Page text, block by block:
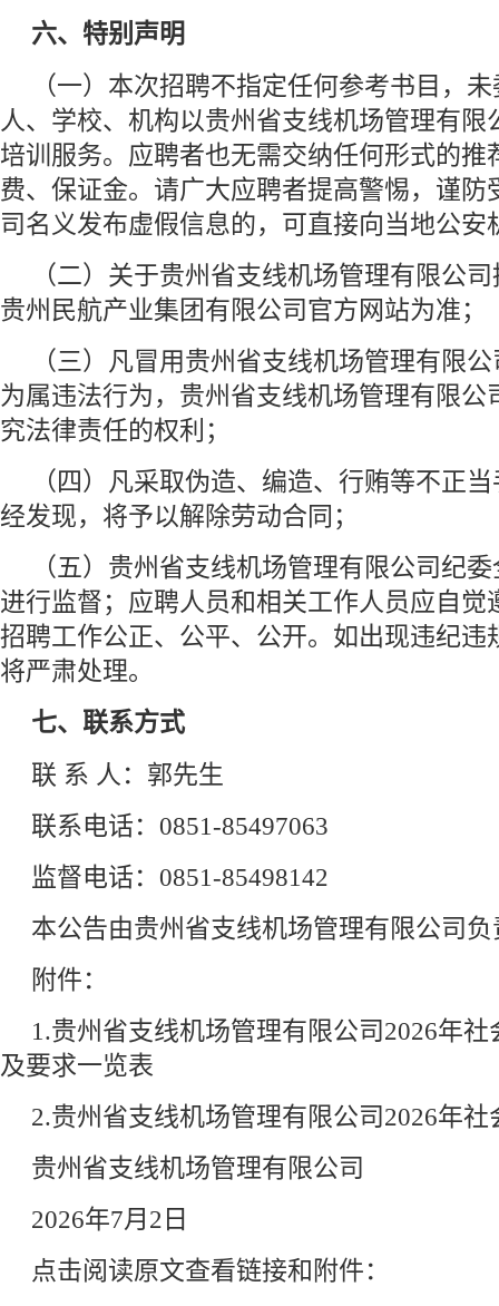
六、特别声明
（一）本次招聘不指定任何参考书目，
人、学校、机构以贵州省支线机场管理有限
培训服务。应聘者也无需交纳任何形式的推
费、保证金。请广大应聘者提高警惕，谨防
司名义发布虚假信息的，可直接向当地公安
（二）关于贵州省支线机场管理有限公
贵州民航产业集团有限公司官方网站为准；
（三）凡冒用贵州省支线机场管理有限
为属违法行为，贵州省支线机场管理有限公
究法律责任的权利；
（四）凡采取伪造、编造、行贿等不正
经发现，将予以解除劳动合同；
（五）贵州省支线机场管理有限公司纪
进行监督；应聘人员和相关工作人员应自觉
招聘工作公正、公平、公开。如出现违纪违
将严肃处理。
七、联系方式
联 系 人：郭先生
联系电话：0851-85497063
监督电话：0851-85498142
本公告由贵州省支线机场管理有限公司
附件：
1.贵州省支线机场管理有限公司2026年
及要求一览表
2.贵州省支线机场管理有限公司2026年社
贵州省支线机场管理有限公司
2026年7月2日
点击阅读原文查看链接和附件：